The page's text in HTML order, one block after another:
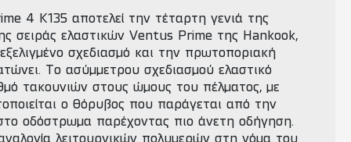
4 K135 αποτελεί την τέταρτη γενιά της
σειράς ελαστικών Ventus Prime της Hankook,
σχεδιασμό και την πρωτοποριακή
Το ασύμμετρου σχεδιασμού ελαστικό
τακουνιών στους ώμους του πέλματος, με
ο θόρυβος που παράγεται από την
οδόστρωμα παρέχοντας πιο άνετη οδήγηση.
λειτουργικών πολυμερών στη γόμα του